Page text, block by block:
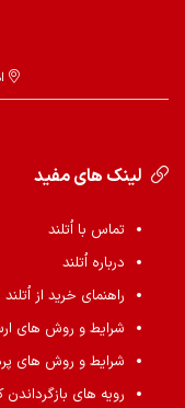
لینک های مفید
تماس با اُتلند
درباره اُتلند
راهنمای خرید از اُتلند
شرایط و روش های
شرایط و روش های
رویه های بازگرداندن